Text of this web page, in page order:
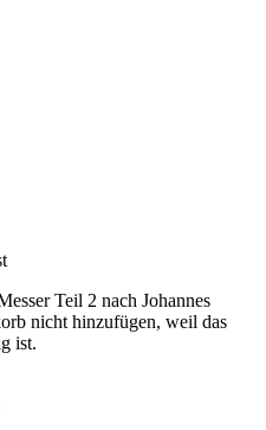
Teil 2 nach Johannes
nicht hinzufügen, weil das
ist.